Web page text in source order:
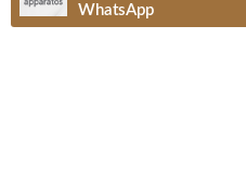
WhatsApp